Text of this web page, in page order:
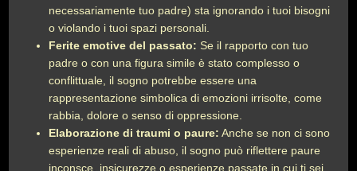
necessariamente tuo padre) sta ignorando i tuoi bisogni
o violando i tuoi spazi personali.
Ferite emotive del passato: Se il rapporto con tuo
padre o con una figura simile è stato complesso o
conflittuale, il sogno potrebbe essere una
rappresentazione simbolica di emozioni irrisolte, come
rabbia, dolore o senso di oppressione.
Elaborazione di traumi o paure: Anche se non ci sono
esperienze reali di abuso, il sogno può riflettere paure
inconsce, insicurezze o esperienze passate in cui ti sei